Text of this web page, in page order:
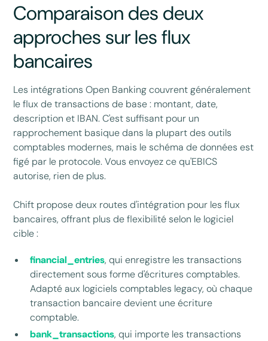
Comparaison des deux
approches sur les flux
bancaires
Les intégrations Open Banking couvrent généralement
le flux de transactions de base : montant, date,
description et IBAN. C'est suffisant pour un
rapprochement basique dans la plupart des outils
comptables modernes, mais le schéma de données est
figé par le protocole. Vous envoyez ce qu'EBICS
autorise, rien de plus.
Chift propose deux routes d'intégration pour les flux
bancaires, offrant plus de flexibilité selon le logiciel
cible :
financial_entries, qui enregistre les transactions
directement sous forme d'écritures comptables.
Adapté aux logiciels comptables legacy, où chaque
transaction bancaire devient une écriture
comptable.
bank_transactions, qui importe les transactions